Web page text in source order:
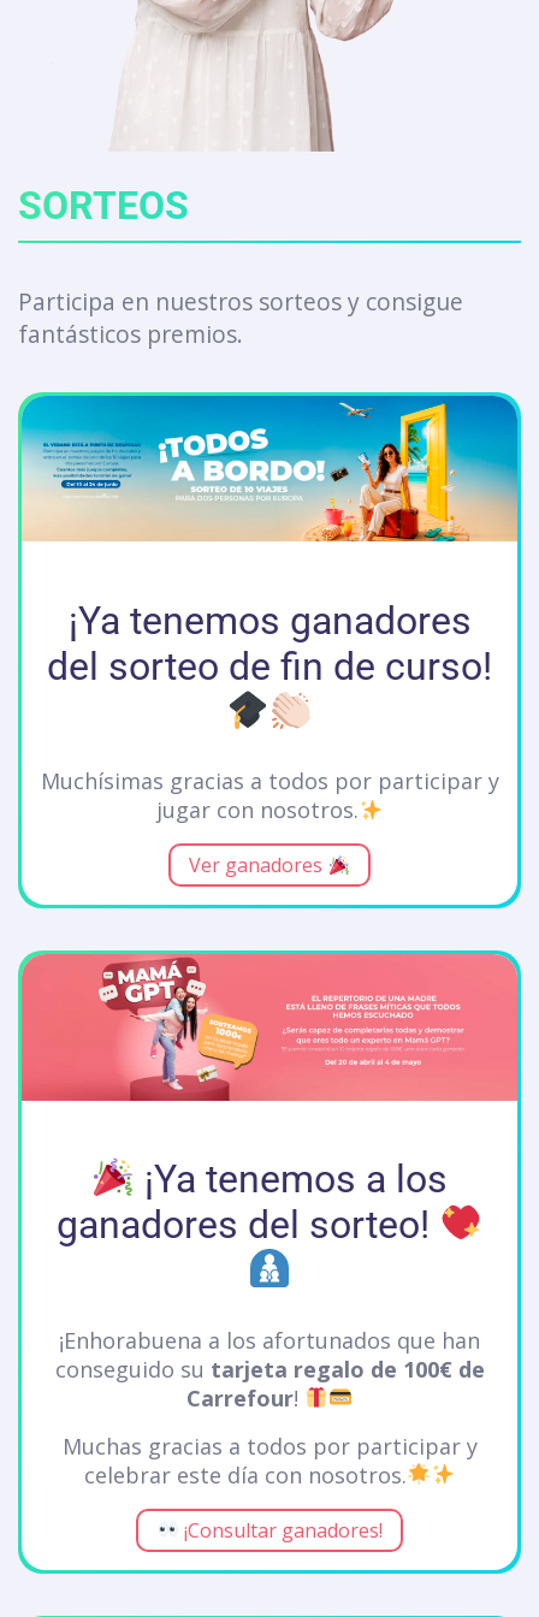
SORTEOS
Participa en nuestros sorteos y consigue
fantásticos premios.
¡Ya tenemos ganadores
del sorteo de fin de curso!
Muchísimas gracias a todos por participar y
jugar con nosotros.
Ver ganadores
¡Ya tenemos a los
ganadores del sorteo!
¡Enhorabuena a los afortunados que han
conseguido su tarjeta regalo de 100€ de
Carrefour!
Muchas gracias a todos por participar y
celebrar este día con nosotros.
¡Consultar ganadores!